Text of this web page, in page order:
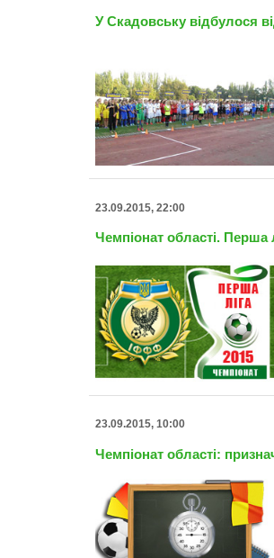
У Скадовську відбулося
23.09.2015, 22:00
Чемпіонат області. Перша
23.09.2015, 10:00
Чемпіонат області: